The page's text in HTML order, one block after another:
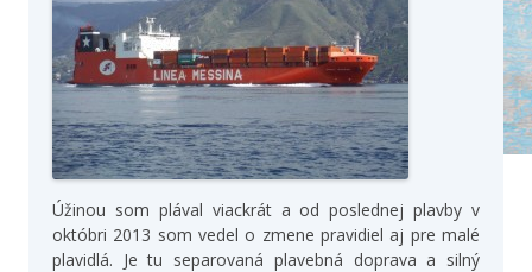
Úžinou som plával viackrát a od poslednej plavby v
októbri 2013 som vedel o zmene pravidiel aj pre malé
plavidlá. Je tu separovaná plavebná doprava a silný